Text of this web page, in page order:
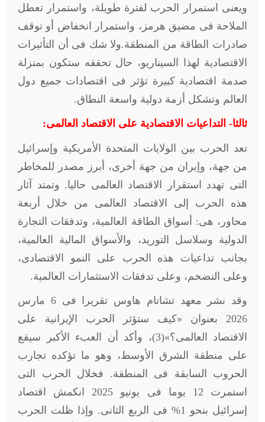
ويعنى استمرار الحرب لفترة طويلة، واستمرار تعطل
الملاحة فى مضيق هرمز، واستمرار انخفاض أو توقف
صادرات الطاقة من المنطقة.ولا شك فى أن التأثيرات
الاقتصادية لهذا السيناريو، حال تحققه ستكون بمنزلة
صدمة اقتصادية كبيرة تؤثر فى اقتصادات جميع دول
العالم وتشكل أزمة دولية واسعة النطاق.
ثالثا- التداعيات الاقتصادية على الاقتصاد العالمى:
تعد الحرب بين الولايات المتحدة الأمريكية وإسرائيل
من جهة، وإيران من جهة أخرى، أبرز مصدر للمخاطر
التى تهدد استقرار الاقتصاد العالمى حاليا. وتمتد آثار
هذه الحرب إلى الاقتصاد العالمى من خلال أربعة
محاور، هى: أسواق الطاقة العالمية، وتدفقات التجارة
الدولية وسلاسل التوريد، والأسواق المالية العالمية،
بجانب تداعيات هذه الحرب على النمو الاقتصادى،
وعلى التضخم، وعلى تدفقات الاستثمارات العالمية.
وقد نشر معهد تشاتام هاوس تقريرا فى 6 مارس
2026 بعنوان «كيف ستؤثر الحرب الإيرانية على
الاقتصاد العالمى؟»(3)، وأكد أن العبء الأكبر سيقع
على منطقة الشرق الأوسط، وهو ما تؤكده تجارب
الحروب السابقة فى المنطقة. فخلال الحرب التى
استمرت 12 يوما فى يونيو 2025 انكمش اقتصاد
إسرائيل بنحو 1% فى الربع الثانى. وإذا ظلت الحرب